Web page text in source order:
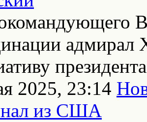
адмирал
2025, 23:14
из США